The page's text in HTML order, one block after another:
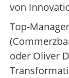
von
Top-
oder Oliver